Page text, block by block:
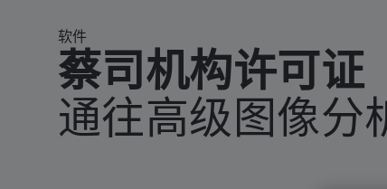
软件
蔡司机构许可证
通往高级图像分